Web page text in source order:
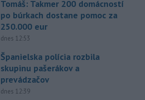
Tomáš: Takmer 200 domácností
po búrkach dostane pomoc za
250.000 eur
dnes 12:53
Španielska polícia rozbila
skupinu pašerákov a
prevádzačov
dnes 12:39